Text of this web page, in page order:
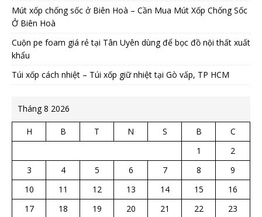
Mút xốp chống sốc ở Biên Hoà – Cần Mua Mút Xốp Chống Sốc
Ở Biên Hoà
Cuộn pe foam giá rẻ tại Tân Uyên dùng để bọc đồ nội thất xuất
khẩu
Túi xốp cách nhiệt – Túi xốp giữ nhiệt tại Gò vấp, TP HCM
Tháng 8 2026
H B T N S B
C
1
2
3
4 5 6 7 8
9
10
11 12 13 14 15
16
17
18 19 20 21 22
23